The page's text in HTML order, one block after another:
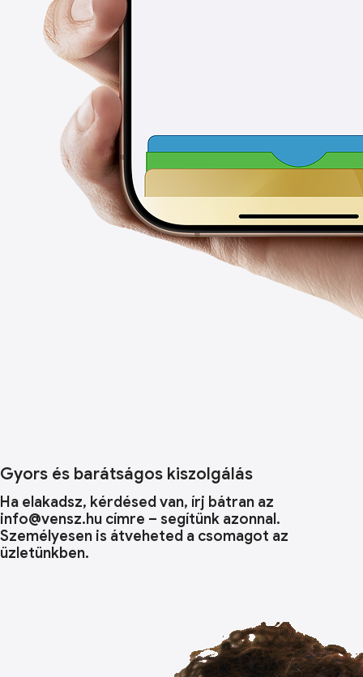
Gyors és barátságos kiszolgálás
Ha elakadsz, kérdésed van, írj bátran az
info@vensz.hu címre – segítünk azonnal.
Személyesen is átveheted a csomagot az
üzletünkben.